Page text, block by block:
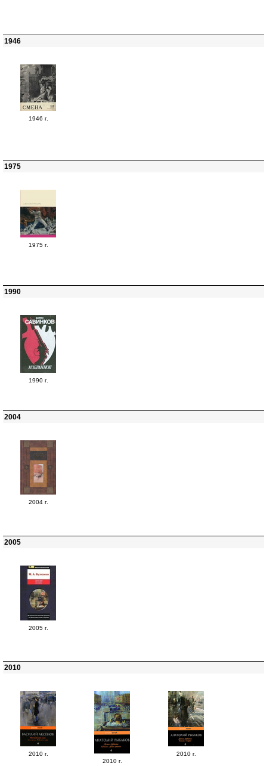
1946
1946 г.
1975
1975 г.
1990
1990 г.
2004
2004 г.
2005
2005 г.
2010
2010 г.
2010 г.
2010 г.